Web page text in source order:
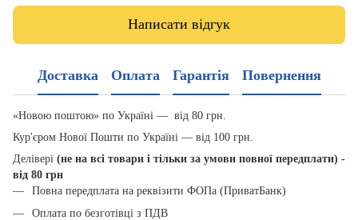
Написати відгук
Доставка Оплата Гарантія Повернення
«Новою поштою» по Україні — від 80 грн.
Кур'єром Нової Пошти по Україні — від 100 грн.
Делівері (не на всі товари і тільки за умови повної передплати) -
від 80 грн
Повна передплата на реквізити ФОПа (ПриватБанк)
Оплата по безготівці з ПДВ